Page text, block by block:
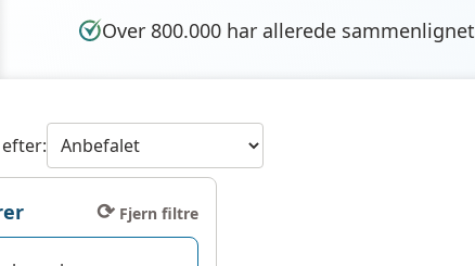
Over 800.000 har allerede sammenlignet
⟳ Fjern filtre